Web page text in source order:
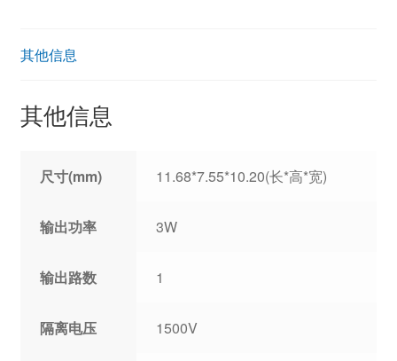
其他信息
其他信息
尺寸(mm) 11.68*7.55*10.20(长*高*宽)
输出功率 3W
输出路数 1
隔离电压 1500V